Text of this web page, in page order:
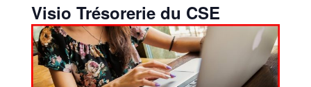
Visio Trésorerie du CSE